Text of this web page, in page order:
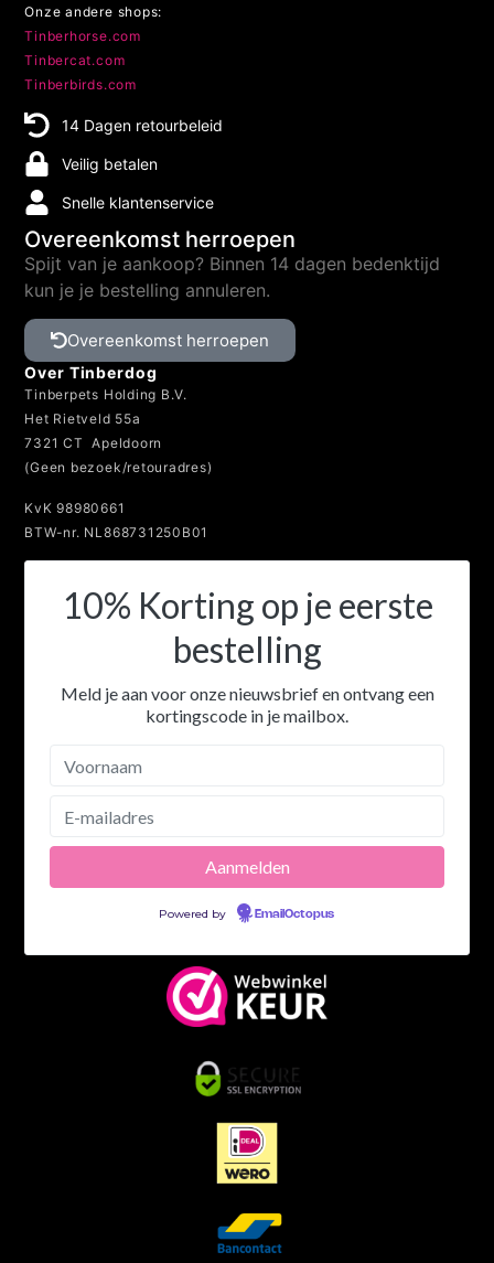
Onze andere shops:
Tinberhorse.com
Tinbercat.com
Tinberbirds.com
14 Dagen retourbeleid
Veilig betalen
Snelle klantenservice
Overeenkomst herroepen
Spijt van je aankoop? Binnen 14 dagen bedenktijd
kun je je bestelling annuleren.
Overeenkomst herroepen
Over Tinberdog
Tinberpets Holding B.V.
Het Rietveld 55a
7321 CT Apeldoorn
(Geen bezoek/retouradres)
KvK 98980661
BTW-nr. NL868731250B01
10% Korting op je eerste
bestelling
Meld je aan voor onze nieuwsbrief en ontvang een
kortingscode in je mailbox.
Powered by EmailOctopus